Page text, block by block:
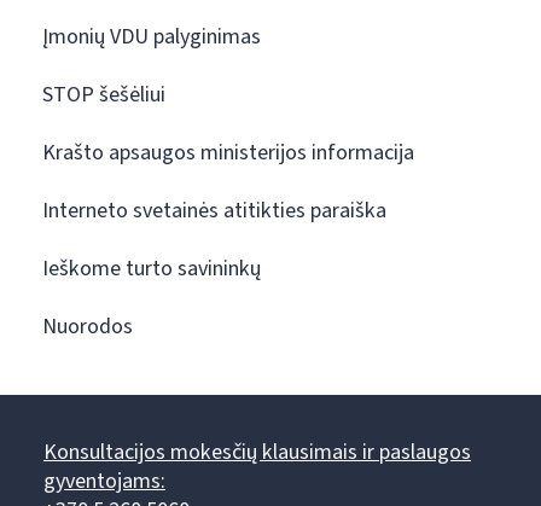
Įmonių VDU palyginimas
STOP šešėliui
Krašto apsaugos ministerijos informacija
Interneto svetainės atitikties paraiška
Ieškome turto savininkų
Nuorodos
Konsultacijos mokesčių klausimais ir paslaugos
gyventojams: